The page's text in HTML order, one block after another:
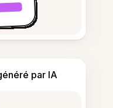
par IA